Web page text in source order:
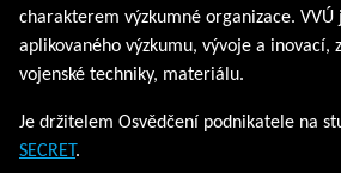
charakterem výzkumné organizace.
aplikovaného výzkumu, vývoje a inovací,
vojenské techniky, materiálu.
Je držitelem Osvědčení podnikatele na
SECRET.